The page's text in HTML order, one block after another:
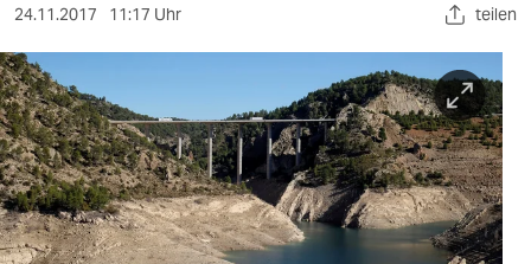
sport
berlin
nord
wahrheit
24.11.2017 11:17 Uhr teilen